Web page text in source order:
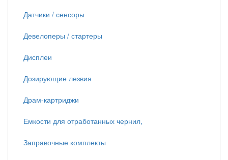
Датчики / сенсоры
Девелоперы / стартеры
Дисплеи
Дозирующие лезвия
Драм-картриджи
Емкости для отработанных чернил,
Заправочные комплекты